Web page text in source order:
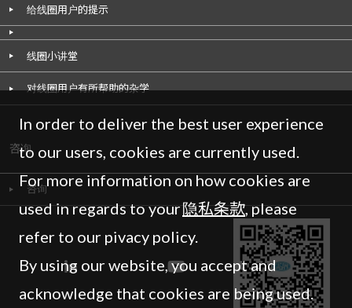
In order to deliver the best user experience
to our users, cookies are currently used.
For more information on how cookies are
used in regards to your隐私条款, please
refer to our pivacy policy.
By using our website, you accept and
acknowledge that cookies are being used.
给线圈用户的提示
线圈小讲堂
对线圈用户有所帮助的杂学
咨询
咨询